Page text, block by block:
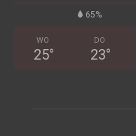
65%
WO
25°
DO
23°